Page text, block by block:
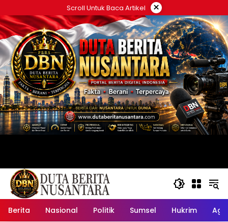
ke
konten
Scroll Untuk Baca Artikel ×
Berita Nasional Politik Sumsel Hukrim